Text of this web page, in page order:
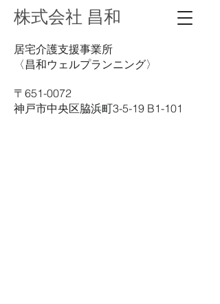
株式会社 昌和
居宅介護支援事業所
〈昌和ウェルプランニング〉
〒651-0072
神戸市中央区脇浜町3-5-19 B1-101